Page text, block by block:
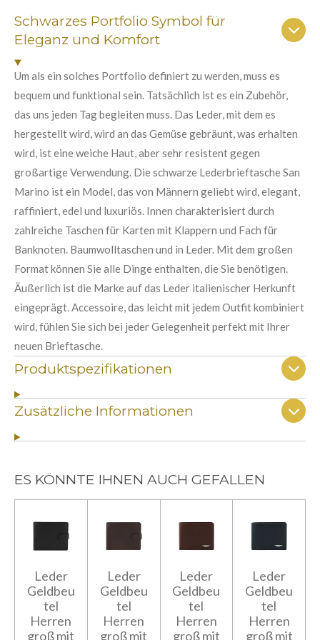
u
n
g
:
5
S
t
e
r
n
e
n n
e
n
e
n
e
n
e
a
b
s
n
d
e
n
Schwarzes Portfolio Symbol für
Eleganz und Komfort
Um als ein solches Portfolio definiert zu werden, muss es
bequem und funktional sein. Tatsächlich ist es ein Zubehör,
das uns jeden Tag begleiten muss. Das Leder, mit dem es
hergestellt wird, wird an das Gemüse gebräunt, was erhalten
wird, ist eine weiche Haut, aber sehr resistent gegen
großartige Verwendung. Die schwarze Lederbrieftasche San
Marino ist ein Model, das von Männern geliebt wird, elegant,
raffiniert, edel und luxuriös. Innen charakterisiert durch
zahlreiche Taschen für Karten mit Klappern und Fach für
Banknoten. Baumwolltaschen und in Leder. Mit dem großen
Format können Sie alle Dinge enthalten, die Sie benötigen.
Äußerlich ist die Marke auf das Leder italienischer Herkunft
eingeprägt. Accessoire, das leicht mit jedem Outfit kombiniert
wird, fühlen Sie sich bei jeder Gelegenheit perfekt mit Ihrer
neuen Brieftasche.
Produktspezifikationen
Zusätzliche Informationen
ES KÖNNTE IHNEN AUCH GEFALLEN
Leder
Geldbeu
tel
Herren
groß mit
Leder
Geldbeu
tel
Herren
groß mit
Leder
Geldbeu
tel
Herren
groß mit
Leder
Geldbeu
tel
Herren
groß mit